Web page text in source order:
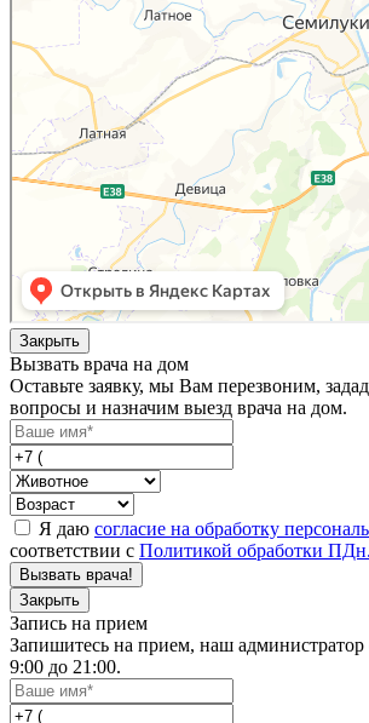
Закрыть
Вызвать врача на дом
Оставьте заявку, мы Вам перезвоним,
вопросы и назначим выезд врача на дом.
Я даю согласие на обработку
соответствии с Политикой обработки ПДн.
Вызвать врача!
Закрыть
Запись на прием
Запишитесь на прием, наш администратор
9:00 до 21:00.